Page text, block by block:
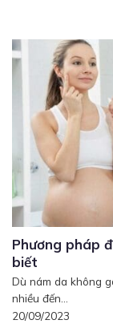
Phương pháp
biết
Dù nám da không
nhiều đến...
20/09/2023